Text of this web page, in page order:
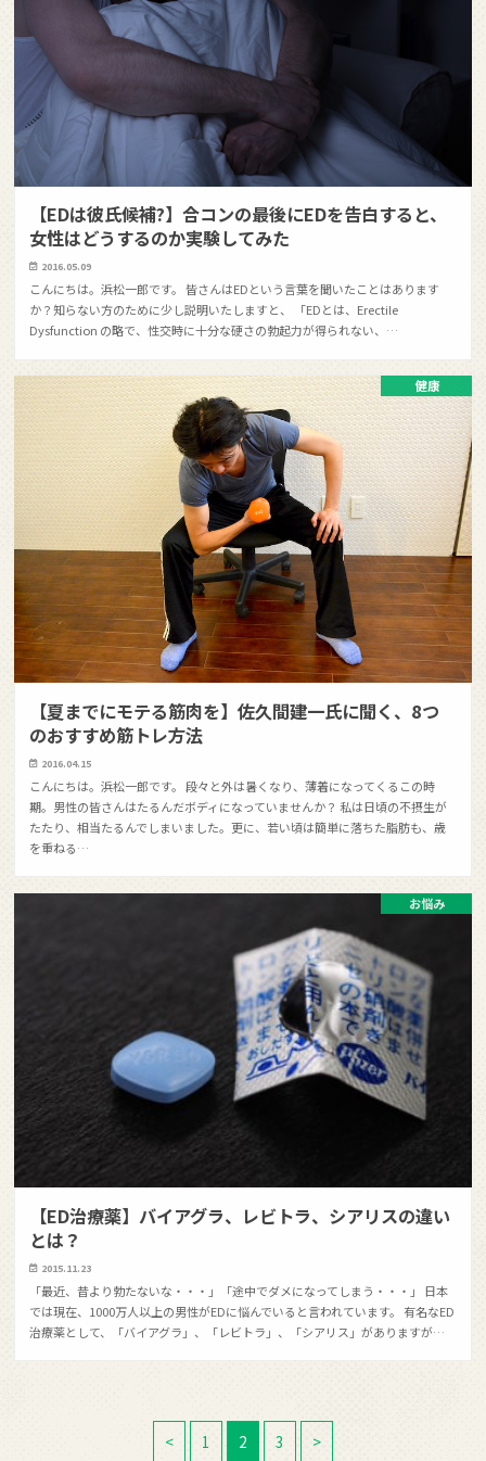
【EDは彼氏候補?】合コンの最後にEDを告白すると、
女性はどうするのか実験してみた
2016.05.09
こんにちは。浜松一郎です。 皆さんはEDという言葉を聞いたことはあります
か？知らない方のために少し説明いたしますと、 「EDとは、Erectile
Dysfunction の略で、性交時に十分な硬さの勃起力が得られない、…
健康
【夏までにモテる筋肉を】佐久間建一氏に聞く、8つ
のおすすめ筋トレ方法
2016.04.15
こんにちは。浜松一郎です。 段々と外は暑くなり、薄着になってくるこの時
期。男性の皆さんはたるんだボディになっていませんか？ 私は日頃の不摂生が
たたり、相当たるんでしまいました。更に、若い頃は簡単に落ちた脂肪も、歳
を重ねる…
お悩み
【ED治療薬】バイアグラ、レビトラ、シアリスの違い
とは？
2015.11.23
「最近、昔より勃たないな・・・」「途中でダメになってしまう・・・」 日本
では現在、1000万人以上の男性がEDに悩んでいると言われています。 有名なED
治療薬として、「バイアグラ」、「レビトラ」、「シアリス」がありますが…
< 1 2 3 >